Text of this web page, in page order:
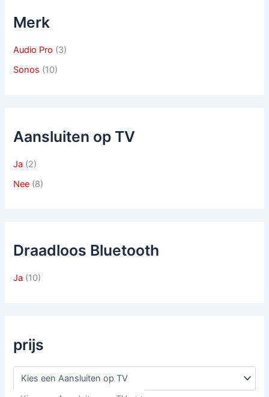
Merk
Audio Pro (3)
Sonos (10)
Aansluiten op TV
Ja (2)
Nee (8)
Draadloos Bluetooth
Ja (10)
prijs